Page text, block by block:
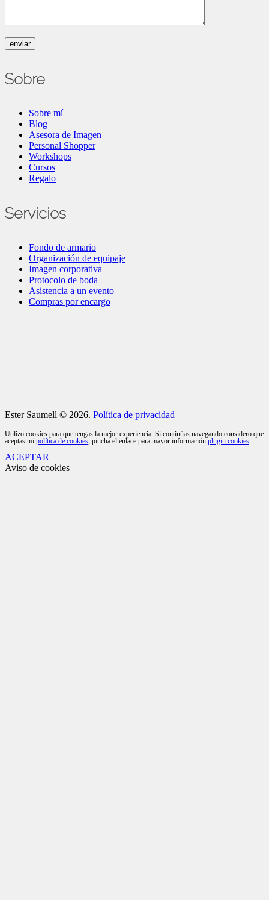
Sobre
Sobre mí
Blog
Asesora de Imagen
Personal Shopper
Workshops
Cursos
Regalo
Servicios
Fondo de armario
Organización de equipaje
Imagen corporativa
Protocolo de boda
Asistencia a un evento
Compras por encargo
Ester Saumell © 2026. Política de privacidad
Utilizo cookies para que tengas la mejor experiencia. Si continúas navegando considero que
aceptas mi política de cookies, pincha el enlace para mayor información.plugin cookies
ACEPTAR
Aviso de cookies